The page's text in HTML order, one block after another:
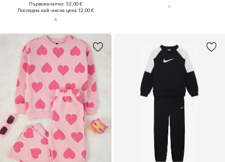
Първоначално: 32,00 €
Последна най-ниска цена:12,00 €